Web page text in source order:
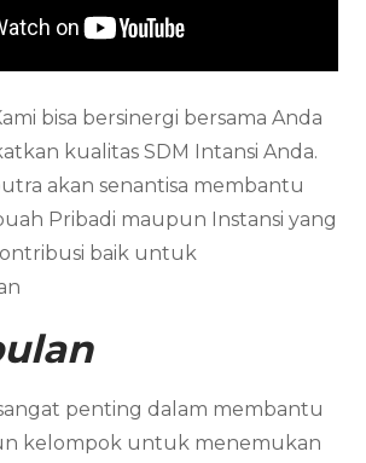
bisa bersinergi bersama Anda
kualitas SDM Intansi Anda.
akan senantisa membantu
Pribadi maupun Instansi yang
baik untuk
penting dalam membantu
kelompok untuk menemukan